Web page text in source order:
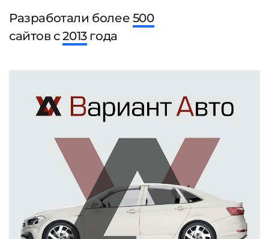
Разработали более 500
сайтов с2013года